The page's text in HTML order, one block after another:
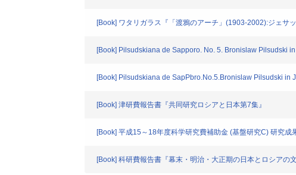
[Book] ワタリガラス『「渡鴉のアーチ」(1903-2002):ジェサ
[Book] Pilsudskiana de Sapporo. No. 5. Bronislaw Pilsudski
[Book] Pilsudskiana de SapPbro.No.5.Bronislaw Pilsudski in
[Book] 津研費報告書『共同研究ロシアと日本第7集』
[Book] 平成15～18年度科学研究費補助金 (基盤研究C) 研究
[Book] 科研費報告書『幕末・明治・大正期の日本とロシアの